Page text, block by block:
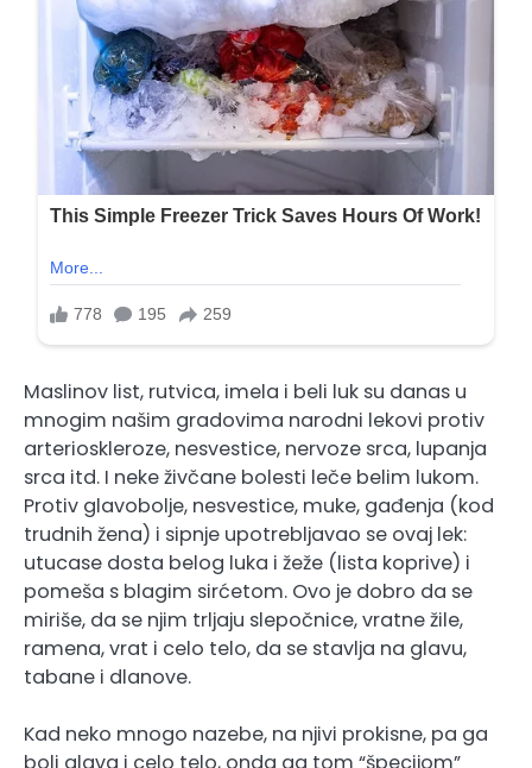
Maslinov list, rutvica, imela i beli luk su danas u
mnogim našim gradovima narodni lekovi protiv
arterioskleroze, nesvestice, nervoze srca, lupanja
srca itd. I neke živčane bolesti leče belim lukom.
Protiv glavobolje, nesvestice, muke, gađenja (kod
trudnih žena) i sipnje upotrebljavao se ovaj lek:
utucase dosta belog luka i žeže (lista koprive) i
pomeša s blagim sirćetom. Ovo je dobro da se
miriše, da se njim trljaju slepočnice, vratne žile,
ramena, vrat i celo telo, da se stavlja na glavu,
tabane i dlanove.
Kad neko mnogo nazebe, na njivi prokisne, pa ga